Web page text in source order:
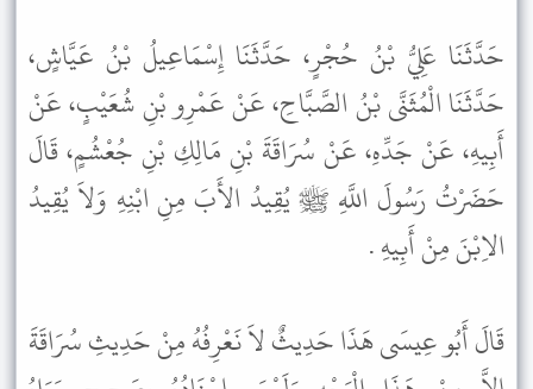
حَدَّثَنَا عَلِيُّ بْنُ حُجْرٍ، حَدَّثَنَا إِسْمَاعِيلُ بْنُ عَيَّاشٍ،
حَدَّثَنَا الْمُثَنَّى بْنُ الصَّبَّاحِ، عَنْ عَمْرِو بْنِ شُعَيْبٍ، عَنْ
أَبِيهِ، عَنْ جَدِّهِ، عَنْ سُرَاقَةَ بْنِ مَالِكِ بْنِ جُعْشُمٍ، قَالَ
حَضَرْتُ رَسُولَ اللَّهِ ﷺ يُقِيدُ الأَبَ مِنِ ابْنِهِ وَلاَ يُقِيدُ
الاِبْنَ مِنْ أَبِيهِ .
قَالَ أَبُو عِيسَى هَذَا حَدِيثٌ لاَ نَعْرِفُهُ مِنْ حَدِيثِ سُرَاقَةَ